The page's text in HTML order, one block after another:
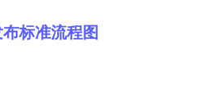
标准流程图